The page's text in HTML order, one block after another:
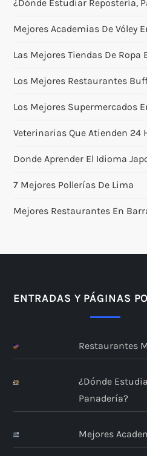
¿Dónde Estudiar Repostería,
Mejores Academias De Vóley
Las Mejores Tiendas De Ropa
Los Mejores Restaurantes
Los Mejores Supermercados
Veterinarias Que Atienden 24
Donde Aprender El Idioma
7 Mejores Pollerías De Lima
Mejores Restaurantes En
ENTRADAS Y PÁGINAS
Restaurantes
¿Dónde
Panadería?
Mejores